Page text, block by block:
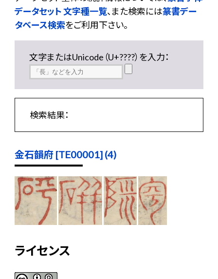
データセット 文字種一覧、また検索には篆書デー
タベース検索をご利用下さい。
文字またはUnicode（U+????）を入力：
検索結果：
金石韻府 [TE00001] (4)
ライセンス